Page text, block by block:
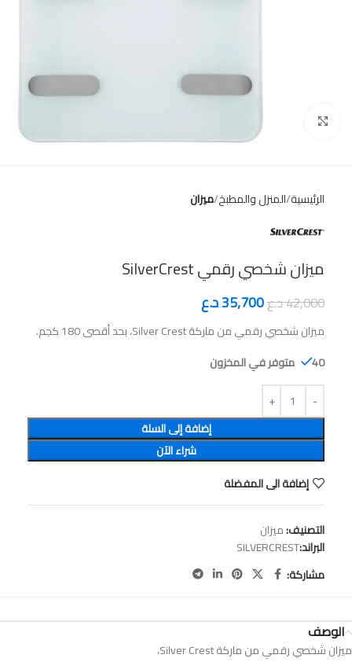
الرئيسية المنزل والمطبخ ميزان
ميزان شخصي رقمي SilverCrest
42,000د.ع35,700د.ع
ميزان شخصي رقمي من ماركة Silver Crest، بحد أقصى 180 كجم.
40 متوفر في المخزون
إضافة إلى السلة
شراء الآن
إضافة الى المفضلة
التصنيف:ميزان
البراند:SILVERCREST
مشاركة:
الوصف
ميزان شخصي رقمي من ماركة Silver Crest،